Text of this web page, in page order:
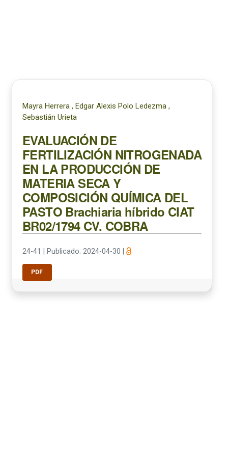
Mayra Herrera , Edgar Alexis Polo Ledezma ,
Sebastián Urieta
EVALUACIÓN DE
FERTILIZACIÓN NITROGENADA
EN LA PRODUCCIÓN DE
MATERIA SECA Y
COMPOSICIÓN QUÍMICA DEL
PASTO Brachiaria híbrido CIAT
BR02/1794 CV. COBRA
24-41 Publicado: 2024-04-30
PDF